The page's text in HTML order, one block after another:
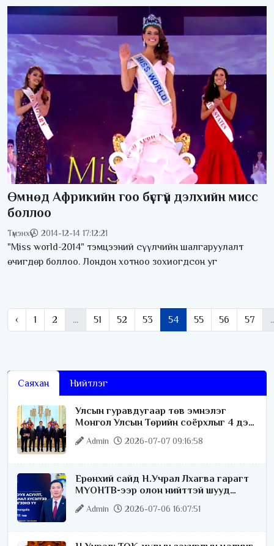
Өмнөд Африкийн гоо бүсгүй дэлхийн мисс
боллоо
Түмэнхүү 2014-12-14 17:12:21
"Miss wоrld-2014" тэмцээний сүүлчийн шалгаруулалт
өчигдөр боллоо. Лондон хотноо зохиогдсон уг
‹ 1 2 ... 51 52 53 54 55 56 57
Саяхан Нийтлэг
Улсын гуравдугаар төв эмнэлэг
Монгол Улсын Төрийн соёрхлыг 4 дэх
удаагаа хүртлээ
Admin 2026-07-07 09:16:58
Ерөнхий сайд Н.Учрал Лхагва гарагт
МҮОНТВ-ээр олон нийттэй шууд
ярилцана
Admin 2026-07-06 16:07:51